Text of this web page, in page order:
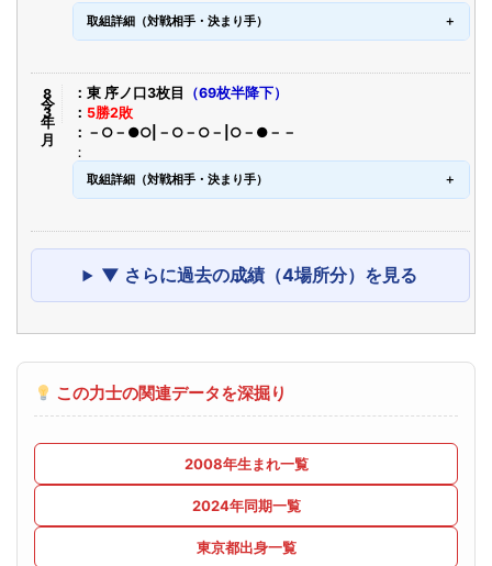
取組詳細（対戦相手・決まり手）
令8年3月 東 序ノ口3枚目
（69枚半降下）
5勝2敗
－○－●○|－○－○－|○－●－－
取組詳細（対戦相手・決まり手）
▼ さらに過去の成績（4場所分）を見る
この力士の関連データを深掘り
2008年生まれ一覧
2024年同期一覧
東京都出身一覧